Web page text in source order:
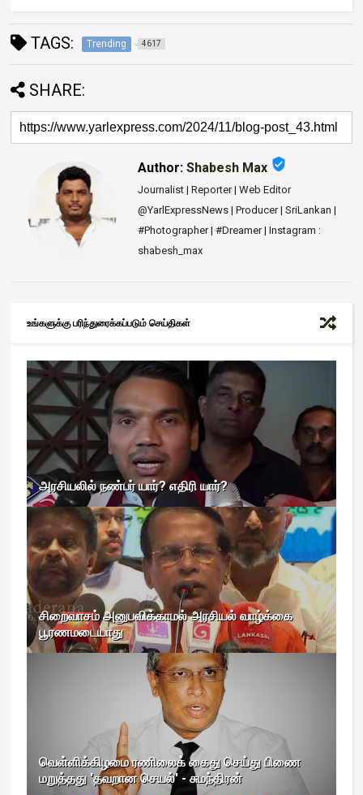
TAGS: Trending 4617
SHARE:
Author:Shabesh Max verified_user
Journalist | Reporter | Web Editor
@YarlExpressNews | Producer | SriLankan |
#Photographer | #Dreamer | Instagram :
shabesh_max
உங்களுக்கு பரிந்துரைக்கப்படும் செய்திகள்
அரசியலில் நண்பர் யார்? எதிரி யார்?
சிறைவாசம் அனுபவிக்காமல் அரசியல் வாழ்க்கை
பூரணமடையாது
வெள்ளிக்கிழமை ரணிலைக் கைது செய்து பிணை
மறுத்தது 'தவறான செயல்' - சுமந்திரன்